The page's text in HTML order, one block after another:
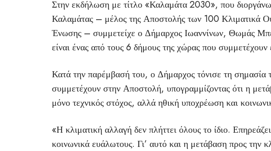
Στην εκδήλωση με τίτλο «Καλαμάτα 2030», που
Καλαμάτας – μέλος της Αποστολής των 100 Κλιματικά
Ένωσης – συμμετείχε ο Δήμαρχος Ιωαννίνων, Θωμάς
είναι ένας από τους 6 δήμους της χώρας που
Κατά την παρέμβασή του, ο Δήμαρχος τόνισε τη
συμμετέχουν στην Αποστολή, υπογραμμίζοντας ότι η
μόνο τεχνικός στόχος, αλλά ηθική υποχρέωση και
«Η κλιματική αλλαγή δεν πλήττει όλους το ίδιο.
κοινωνικά ευάλωτους. Γι’ αυτό και η μετάβαση προς την